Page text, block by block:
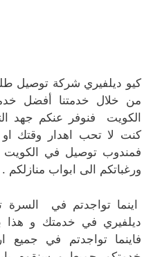
كيو ديلفيري شركة توصيل
من خلال خدمتنا أفضل
الكويت فنوفر عنكم جهد
كنت لا تحب اهدار وقتك
فمندوب توصيل في الكويت
ورغباتكم الى ابواب منازلكم .
اينما تواجدتم في
ديلفيري في خدمتك و هذا
فاينما تواجدتم في